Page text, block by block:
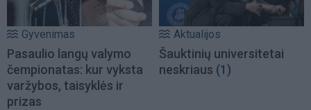
Gyvenimas
Pasaulio langų valymo
čempionatas: kur vyksta
varžybos, taisyklės ir
prizas
Aktualijos
Šauktinių universitetai
neskriaus (1)